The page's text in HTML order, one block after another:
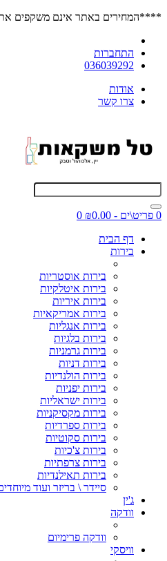
****המחירים באתר אינם משקפים את המחירים
התחברות
036039292
אודות
צרו קשר
0 פריט\ים - ₪0.00
0
דף הבית
בירות
בירות אוסטריות
בירות איטלקיות
בירות איריות
בירות אמריקאיות
בירות אנגליות
בירות בלגיות
בירות גרמניות
בירות דניות
בירות הולנדיות
בירות יפניות
בירות ישראליות
בירות מקסיקניות
בירות ספרדיות
בירות סקוטיות
בירות צ'כיות
בירות צרפתיות
בירות תאילנדיות
סיידר \ בריזר ועוד
ג'ין
וודקה
וודקה פרימיום
וויסקי